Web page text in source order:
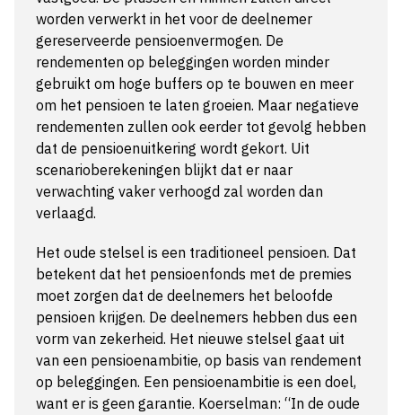
worden verwerkt in het voor de deelnemer
gereserveerde pensioenvermogen. De
rendementen op beleggingen worden minder
gebruikt om hoge buffers op te bouwen en meer
om het pensioen te laten groeien. Maar negatieve
rendementen zullen ook eerder tot gevolg hebben
dat de pensioenuitkering wordt gekort. Uit
scenarioberekeningen blijkt dat er naar
verwachting vaker verhoogd zal worden dan
verlaagd.
Het oude stelsel is een traditioneel pensioen. Dat
betekent dat het pensioenfonds met de premies
moet zorgen dat de deelnemers het beloofde
pensioen krijgen. De deelnemers hebben dus een
vorm van zekerheid. Het nieuwe stelsel gaat uit
van een pensioenambitie, op basis van rendement
op beleggingen. Een pensioenambitie is een doel,
want er is geen garantie. Koerselman: “In de oude